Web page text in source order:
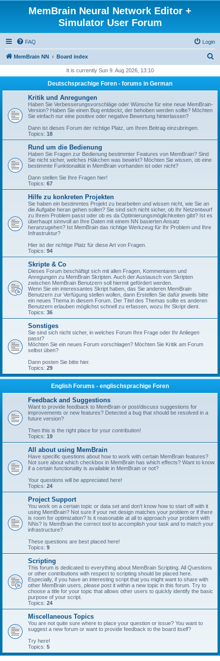
MemBrain Neural Network Editor +
Simulator User Forum
FAQ Login
MemBrain NN Board index
r
It is currently Sun 9. Aug 2026, 13:10
Deutschsprachige Foren - forums in German
Kritik und Anregungen
Haben Sie Verbesserungsvorschläge oder Wünsche für eine neue MemBrain-
Version? Haben Sie einen Bug entdeckt, der behoben werden sollte? Möchten
Sie einfach nur eine positive oder negative Bewertung hinterlassen?
Dann ist dieses Forum der richtige Platz, um Ihren Beitrag einzubringen.
Topics: 18
Rund um die Bedienung
Haben Sie Fragen zur Bedienung bestimmter Features von MemBrain? Sind
Sie nicht sicher, welches Häkchen was bewirkt? Möchten Sie wissen, ob eine
bestimmte Funktionalität in MemBrain vorhanden ist oder nicht?
Dann stellen Sie Ihre Fragen hier!
Topics: 67
Hilfe zu konkreten Projekten
Sie haben ein bestimmtes Projekt zu bearbeiten und wissen nicht, wie Sie an
die Aufgabe heran gehen sollen? Sie sind sich nicht sicher, ob Ihr Netzentwurf
zu Ihrem Problem passt oder ob es da Optimierungsmöglichkeiten gibt? Ist es
überhaupt sinnvoll an Ihre Daten mit einem NN basierten Ansatz
heranzugehen? Ist MemBrain das richtige Werkzeug für Ihr Problem und Ihre
Infrastruktur?
Hier ist der richtige Platz für diese Art von Fragen.
Topics: 94
Skripte & Co
Dieses Forum beschäftigt sich mit allen Fragen, Kommentaren und
Anregungen zu MemBrain Skripten. Auch der Austausch von Skripten
zwischen MemBrain Benutzern soll hiermit gefördert werden.
Wenn Sie ein interessantes Skript haben, das Sie anderen MemBrain
Benutzern zur Verfügung stellen wollen, dann Erstellen Sie dafür jeweils bitte
ein neues Thema in diesem Forum. Der Titel des Themas sollte es anderen
Benutzern erlauben möglichst schnell zu erfassen, wozu Ihr Skript dient.
Topics: 36
Sonstiges
Sie sind sich nicht sicher, in welches Forum Ihre Frage oder Ihr Anliegen
passt?
Möchten Sie ein neues Forum vorschlagen? Möchten Sie Kritik am Forum
selbst üben?
Dann posten Sie bitte hier.
Topics: 29
English Forums - englischsprachige Foren
Feedback and Suggestions
Want to provide feedback to MemBrain or post/discuss suggestions for
improvements or new features? Detected a bug that should be resolved in a
future version?
Then this is the right place for your contribution!
Topics: 19
All about using MemBrain
Have specific questions about how to work with certain MemBrain features?
Not sure about which checkbox in MemBrain has which effects? Want to know
if a certain functionality is available in MemBrain or not?
Your questions will be appreciated here!
Topics: 24
Project Support
You work on a certain topic or data set and don't know how to start off with it
using MemBrain? Not sure if your net design matches your problem or if there
is room for optimization? Is it reasonable at all to approach your problem with
NNs? Is MemBrain the correct tool to accomplish your task and to match your
infrastructure?
These questions are best placed here!
Topics: 9
Scripting
This forum is dedicated to everything about MemBrain Scripting. All Questions
or other contributions with respect to scripting should be placed here.
Especially, if you have an interesting script that you might want to share with
other MemBrain users, please post it within a new topic in this forum. Try to
choose a title for your topic that allows other users to quickly identify the basic
purpose of your script.
Topics: 24
Miscellaneous Topics
You are not quite sure where to place your question or issue? You want to
suggest a new forum or want to provide feedback to the board itself?
Try here!
Topics: 5